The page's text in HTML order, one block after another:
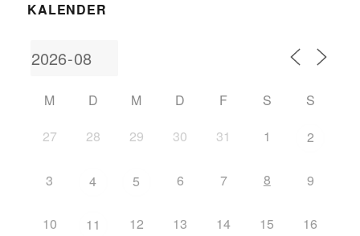
KALENDER
M D M D F S
S
27
28 29 30 31 1 2
3 4 5 6 7 8 9
10 11 12 13 14 15 16